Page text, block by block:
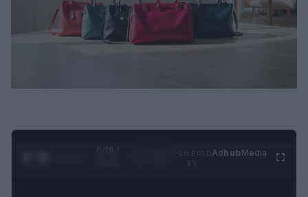
0:29 /
AdhubMedia